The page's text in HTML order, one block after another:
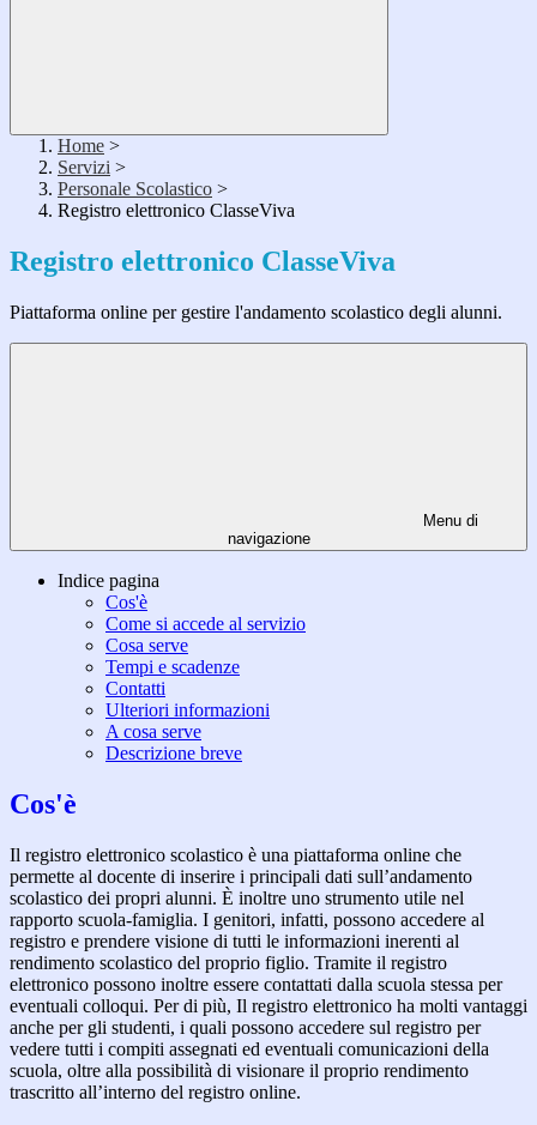
Home >
Servizi >
Personale Scolastico >
Registro elettronico ClasseViva
Registro elettronico ClasseViva
Piattaforma online per gestire l'andamento scolastico degli alunni.
Menu di
navigazione
Indice pagina
Cos'è
Come si accede al servizio
Cosa serve
Tempi e scadenze
Contatti
Ulteriori informazioni
A cosa serve
Descrizione breve
Cos'è
Il registro elettronico scolastico è una piattaforma online che
permette al docente di inserire i principali dati sull’andamento
scolastico dei propri alunni. È inoltre uno strumento utile nel
rapporto scuola-famiglia. I genitori, infatti, possono accedere al
registro e prendere visione di tutti le informazioni inerenti al
rendimento scolastico del proprio figlio. Tramite il registro
elettronico possono inoltre essere contattati dalla scuola stessa per
eventuali colloqui. Per di più, Il registro elettronico ha molti vantaggi
anche per gli studenti, i quali possono accedere sul registro per
vedere tutti i compiti assegnati ed eventuali comunicazioni della
scuola, oltre alla possibilità di visionare il proprio rendimento
trascritto all’interno del registro online.